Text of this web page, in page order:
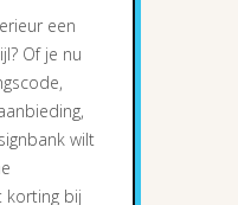
een
Of je nu
wilt
korting bij